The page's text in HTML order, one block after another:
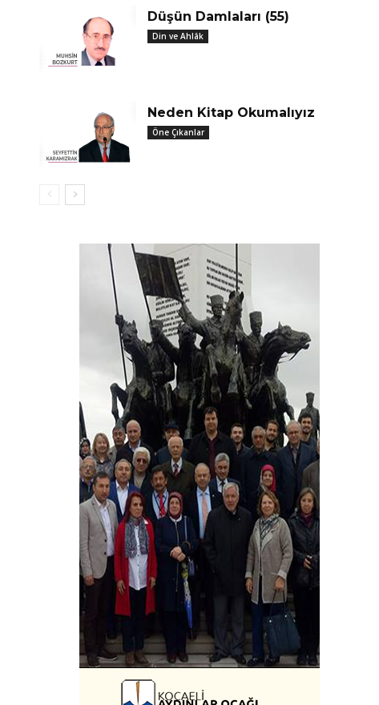
Düşün Damlaları (55)
Din ve Ahlâk
Neden Kitap Okumalıyız
Öne Çıkanlar